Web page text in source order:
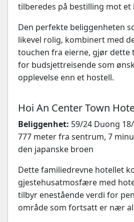
tilberedes på bestilling mot et
Den perfekte beliggenheten
likevel rolig, kombinert med
touchen fra eierne, gjør dette
for budsjettreisende som
opplevelse enn et hostell.
Hoi An Center Town
Beliggenhet: 59/24 Duong
777 meter fra sentrum, 7
den japanske broen
Dette familiedrevne hotellet
gjestehusatmosfære med
tilbyr enestående verdi for
område som fortsatt er nær